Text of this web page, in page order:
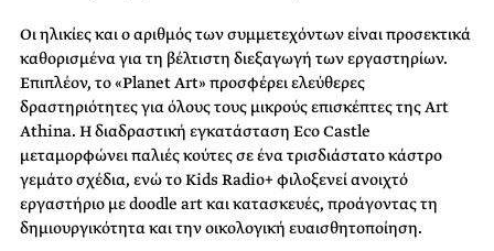
Οι ηλικίες και ο αριθμός των συμμετεχόντων είναι προσεκτικά
καθορισμένα για τη βέλτιστη διεξαγωγή των εργαστηρίων.
Επιπλέον, το «Planet Art» προσφέρει ελεύθερες
δραστηριότητες για όλους τους μικρούς επισκέπτες της Art
Athina. Η διαδραστική εγκατάσταση Eco Castle
μεταμορφώνει παλιές κούτες σε ένα τρισδιάστατο κάστρο
γεμάτο σχέδια, ενώ το Kids Radio+ φιλοξενεί ανοιχτό
εργαστήριο με doodle art και κατασκευές, προάγοντας τη
δημιουργικότητα και την οικολογική ευαισθητοποίηση.